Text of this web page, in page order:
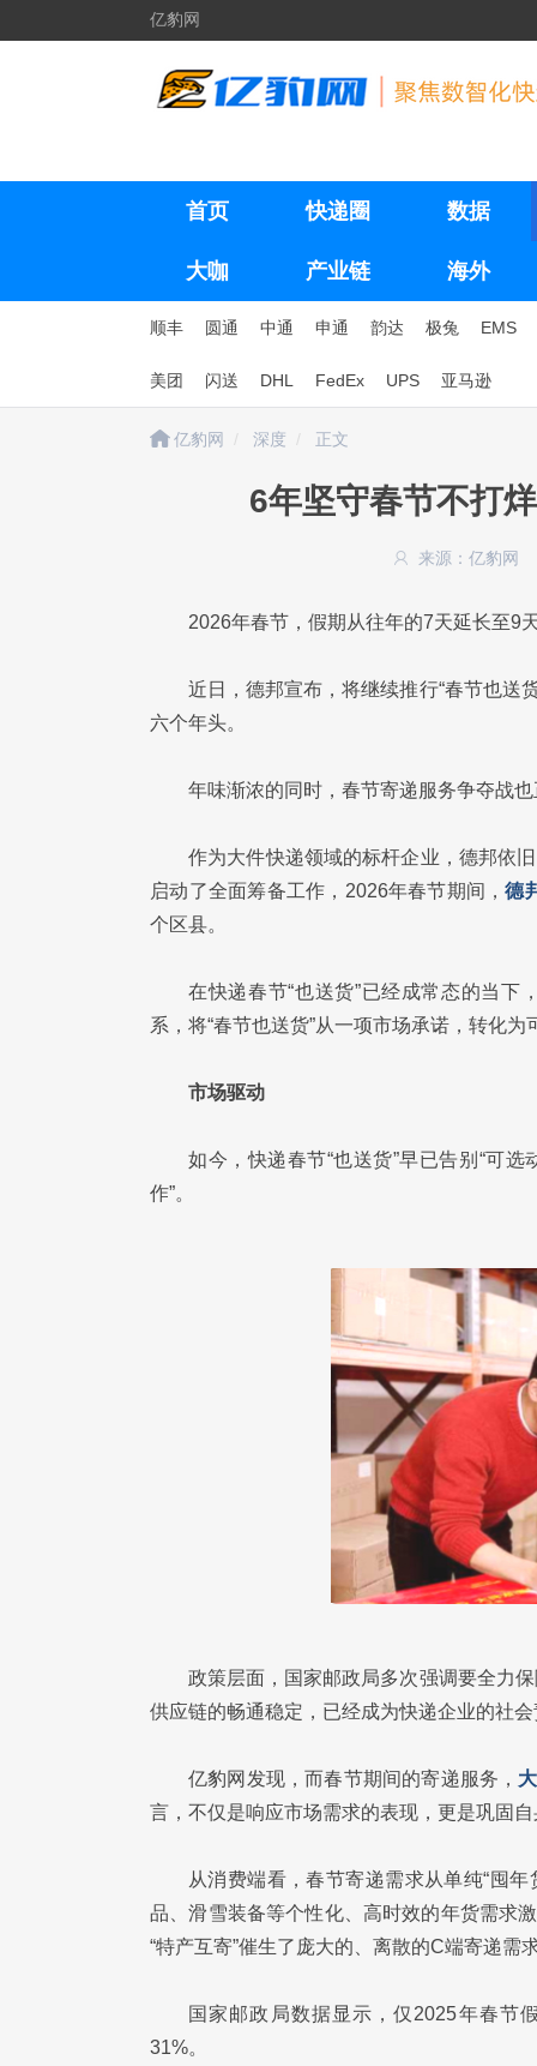
亿豹网
首页 快递圈 数据
大咖 产业链 海外
顺丰 圆通 中通 申通 韵达 极兔 EMS
美团 闪送 DHL FedEx UPS 亚马逊
亿豹网 深度 正文
6年坚守春节不打
来源：亿豹网
2026年春节，假期从往年的7天延长至9
近日，德邦宣布，将继续推行“春节也送
六个年头。
年味渐浓的同时，春节寄递服务争夺战
作为大件快递领域的标杆企业，德邦依
启动了全面筹备工作，2026年春节期间，德
个区县。
在快递春节“也送货”已经成常态的当下
系，将“春节也送货”从一项市场承诺，转化
市场驱动
如今，快递春节“也送货”早已告别“可
作”。
政策层面，国家邮政局多次强调要全力
供应链的畅通稳定，已经成为快递企业的社
亿豹网发现，而春节期间的寄递服务，
言，不仅是响应市场需求的表现，更是巩固
从消费端看，春节寄递需求从单纯“囤年
品、滑雪装备等个性化、高时效的年货需求
“特产互寄”催生了庞大的、离散的C端寄递需
国家邮政局数据显示，仅2025年春节
31%。